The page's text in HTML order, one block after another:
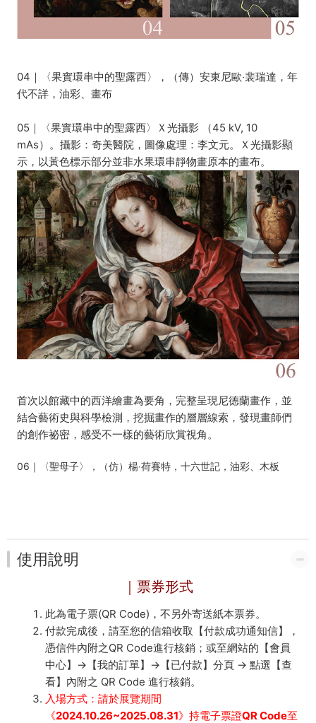
04｜〈果實環串中的聖露西〉，（傳）安東尼歐‧裴瑞達，年
代不詳，油彩、畫布
05｜〈果實環串中的聖露西〉Ｘ光攝影 （45 kV, 10
mAs）。攝影：奇美醫院，圖像處理：李文元。Ｘ光攝影顯
示，以黃色標示部分並非水果環串靜物畫原本的畫布。
首次以館藏中的西洋繪畫為要角，完整呈現尼德蘭畫作，並
結合藝術史與科學檢測，挖掘畫作的層層線索，發現畫師們
的創作祕密，感受不一樣的藝術欣賞視角。
06｜〈聖母子〉，（仿）楊‧荷賽特，十六世記，油彩、木板
使用說明
｜票券形式
此為電子票(QR Code)，不另外寄送紙本票券。
付款完成後，請至您的信箱收取【付款成功通知信】，
憑信件內附之QR Code進行核銷；或至網站的【會員
中心】→【我的訂單】→【已付款】分頁 → 點選【查
看】內附之 QR Code 進行核銷。
入場方式：請於展覽期間
《2024.10.26~2025.08.31》持電子票證QR Code至